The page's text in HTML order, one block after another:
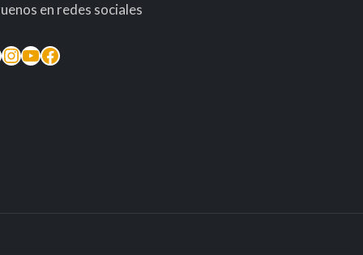
en redes sociales
Instagram
YouTube
Facebook